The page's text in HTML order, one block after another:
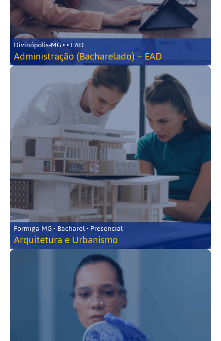
Divinópolis-MG • • EAD
Administração (Bacharelado) – EAD
Formiga-MG • Bacharel • Presencial
Arquitetura e Urbanismo